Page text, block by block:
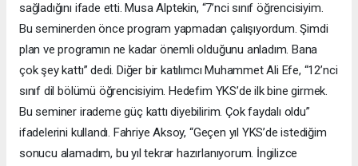
sağladığını ifade etti. Musa Alptekin, “7’nci sınıf öğrencisiyim.
Bu seminerden önce program yapmadan çalışıyordum. Şimdi
plan ve programın ne kadar önemli olduğunu anladım. Bana
çok şey kattı” dedi. Diğer bir katılımcı Muhammet Ali Efe, “12’nci
sınıf dil bölümü öğrencisiyim. Hedefim YKS’de ilk bine girmek.
Bu seminer irademe güç kattı diyebilirim. Çok faydalı oldu”
ifadelerini kullandı. Fahriye Aksoy, “Geçen yıl YKS’de istediğim
sonucu alamadım, bu yıl tekrar hazırlanıyorum. İngilizce